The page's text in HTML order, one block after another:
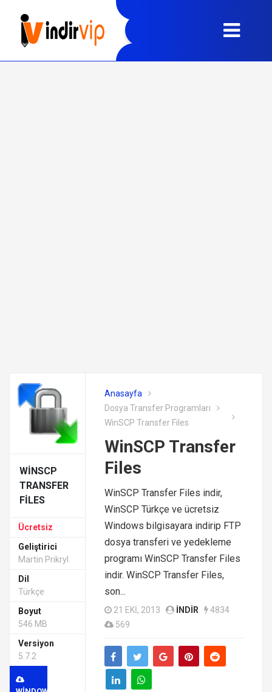
WINSCP
TRANSFER
FILES
Ücretsiz
Geliştirici
Martin Prikryl
Dil
Türkçe
Boyut
546 MB
Versiyon
5.7.2
Anasayfa
Dosya Transfer Programları
WinSCP Transfer Files
WinSCP Transfer
Files
WinSCP Transfer Files indir,
WinSCP Türkçe ve ücretsiz
Windows bilgisayara indirip FTP
dosya transferi ve yedekleme
programı WinSCP Transfer Files
indir. WinSCP Transfer Files,
son...
21 EKI, 2013 INDIR
4834
569